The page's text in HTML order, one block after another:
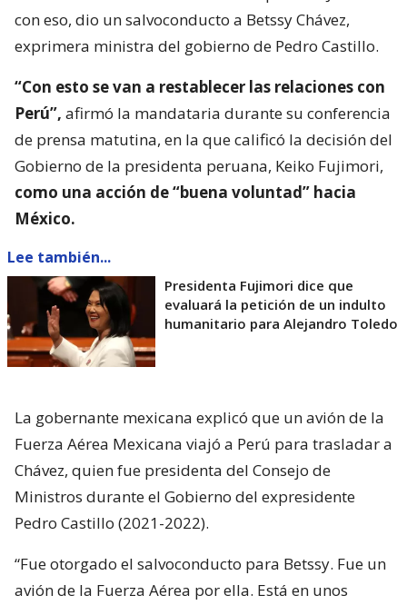
con eso, dio un salvoconducto a Betssy Chávez,
exprimera ministra del gobierno de Pedro Castillo.
“Con esto se van a restablecer las relaciones con
Perú”, afirmó la mandataria durante su conferencia
de prensa matutina, en la que calificó la decisión del
Gobierno de la presidenta peruana, Keiko Fujimori,
como una acción de “buena voluntad” hacia
México.
Lee también...
Presidenta Fujimori dice que
evaluará la petición de un indulto
humanitario para Alejandro Toledo
La gobernante mexicana explicó que un avión de la
Fuerza Aérea Mexicana viajó a Perú para trasladar a
Chávez, quien fue presidenta del Consejo de
Ministros durante el Gobierno del expresidente
Pedro Castillo (2021-2022).
“Fue otorgado el salvoconducto para Betssy. Fue un
avión de la Fuerza Aérea por ella. Está en unos